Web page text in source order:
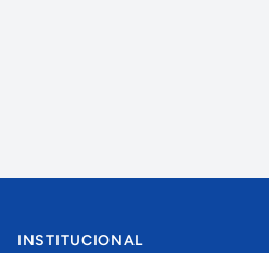
INSTITUCIONAL